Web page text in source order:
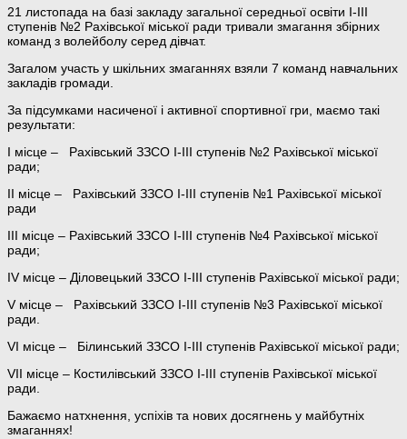
21 листопада на базі закладу загальної середньої освіти І-ІІІ
ступенів №2 Рахівської міської ради тривали змагання збірних
команд з волейболу серед дівчат.
Загалом участь у шкільних змаганнях взяли 7 команд навчальних
закладів громади.
За підсумками насиченої і активної спортивної гри, маємо такі
результати:
І місце – Рахівський ЗЗСО І-ІІІ ступенів №2 Рахівської міської
ради;
ІІ місце – Рахівський ЗЗСО І-ІІІ ступенів №1 Рахівської міської
ради
ІІІ місце – Рахівський ЗЗСО І-ІІІ ступенів №4 Рахівської міської
ради;
IV місце – Діловецький ЗЗСО І-ІІІ ступенів Рахівської міської ради;
V місце – Рахівський ЗЗСО І-ІІІ ступенів №3 Рахівської міської
ради.
VI місце – Білинський ЗЗСО І-ІІІ ступенів Рахівської міської ради;
VII місце – Костилівський ЗЗСО І-ІІІ ступенів Рахівської міської
ради.
Бажаємо натхнення, успіхів та нових досягнень у майбутніх
змаганнях!